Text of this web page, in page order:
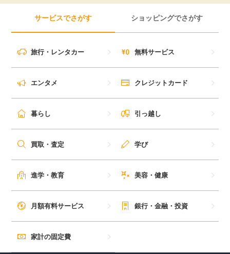
お友達紹介
美容・健康
月額有料サービス
サービスでさがす ショッピングでさがす
旅行・レンタカー 無料サービス
エンタメ クレジットカード
暮らし 引っ越し
買取・査定 学び
進学・教育 美容・健康
月額有料サービス 銀行・金融・投資
家計の固定費